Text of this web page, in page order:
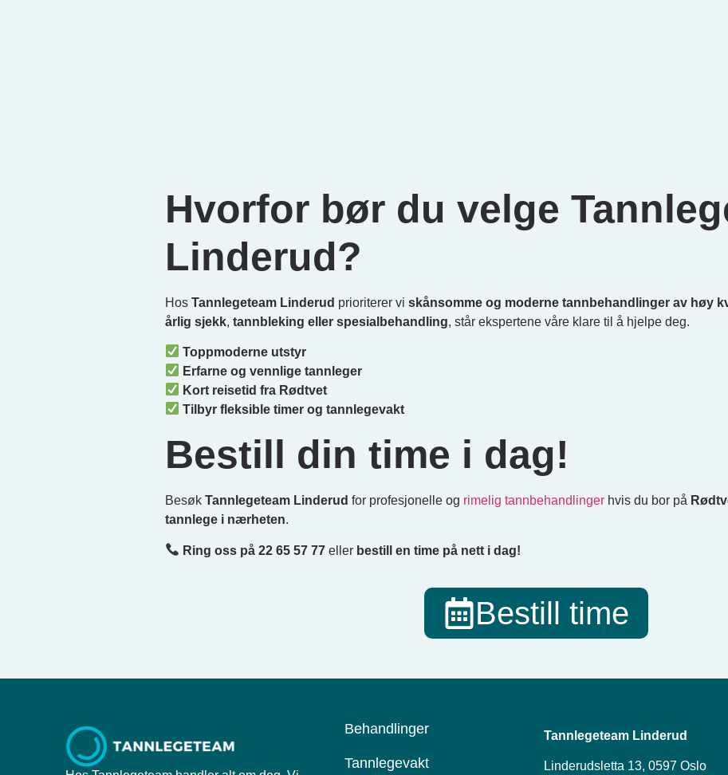
Hvorfor bør du velge
Linderud?
Hos Tannlegeteam Linderud prioriterer vi skånsomme og moderne tannbehandlinger av høy
årlig sjekk, tannbleking eller spesialbehandling, står ekspertene våre klare til å hjelpe deg.
Toppmoderne utstyr
Erfarne og vennlige tannleger
Kort reisetid fra Rødtvet
Tilbyr fleksible timer og tannlegevakt
Bestill din time i dag!
Besøk Tannlegeteam Linderud for profesjonelle og rimelig tannbehandlinger hvis du bor på
tannlege i nærheten.
Ring oss på 22 65 57 77 eller bestill en time på nett i dag!
Bestill time
Behandlinger
Tannlegevakt
Tannlegeteam Linderud
Linderudsletta 13, 0597 Oslo